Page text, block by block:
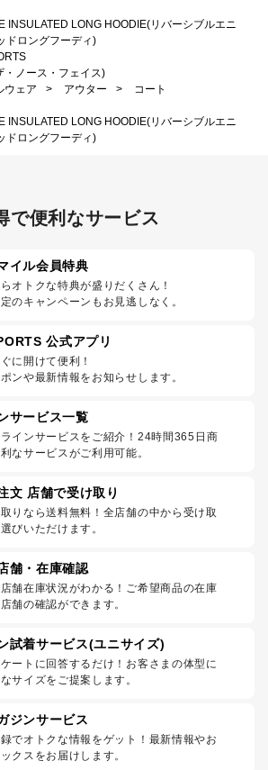
INSULATED LONG HOODIE(リバーシブルエニ
ドロングフーディ)
・ノース・フェイス)
ウェア > アウター >
コート
INSULATED LONG HOODIE(リバーシブルエニ
ドロングフーディ)
で便利なサービス
イル会員特典
オトクな特典が盛りだくさん！
のキャンペーンもお見逃しなく。
公式アプリ
に開けて便利！
ンや最新情報をお知らせします。
サービス一覧
インサービスをご紹介！24時間365日商
なサービスがご利用可能。
文 店舗で受け取り
りなら送料無料！全店舗の中から受け取
びいただけます。
舗・在庫確認
舗在庫状況がわかる！ご希望商品の在庫
舗の確認ができます。
試着サービス(ユニサイズ)
ートに回答するだけ！お客さまの体型に
サイズをご提案します。
ジンサービス
でオトクな情報をゲット！最新情報やお
クスをお届けします。